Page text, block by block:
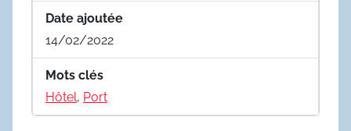
Date ajoutée
14/02/2022
Mots clés
Hôtel, Port